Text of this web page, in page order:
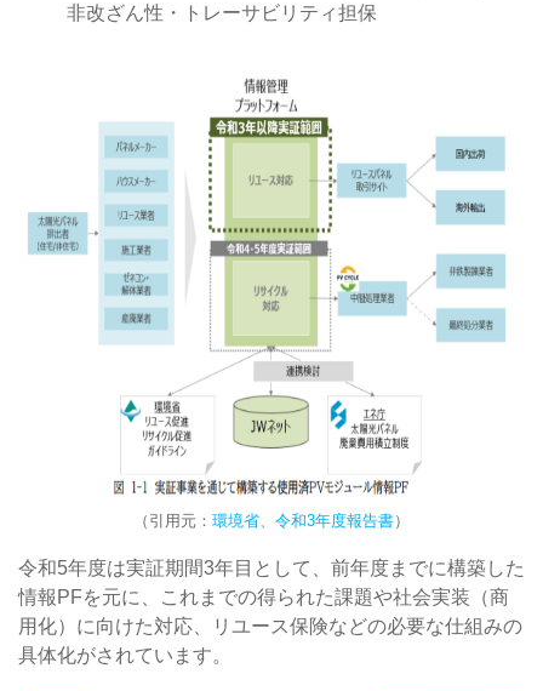
⾮改ざん性・トレーサビリティ担保
（引用元： 環境省、令和3年度報告書）
令和5年度は実証期間3年目として、前年度までに構築した
情報PFを元に、これまでの得られた課題や社会実装（商
用化）に向けた対応、リユース保険などの必要な仕組みの
具体化がされています。